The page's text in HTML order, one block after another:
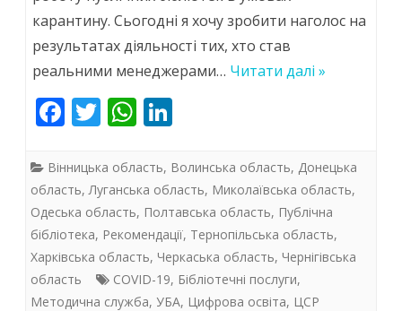
мережевої
карантину. Сьогодні я хочу зробити наголос на
результатах діяльності тих, хто став
реальними менеджерами… Читати далі »
F
e
b
o
o
k
T
itt
er
W
at
s
A
p
p
k
e
dI
n
Вінницька область, Волинська область, Донецька
область, Луганська область, Миколаївська область,
Одеська область, Полтавська область, Публічна
бібліотека, Рекомендації, Тернопільська область,
Харківська область, Черкаська область, Чернігівська
область
COVID-19, Бібліотечні послуги,
Методична служба, УБА, Цифрова освіта, ЦСР